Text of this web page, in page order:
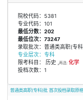
院校代码：5381
专业代码：101
最低分数：202
最低位次：73247
录取批次：普通类高职(专
专业层次：专科
限考科目： 历史 ,再选: 化学
投档次数：1
普通类高职(专科)批 首次投档录取原